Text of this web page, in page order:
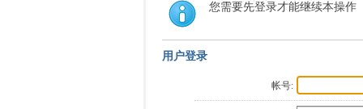
您需要先登录才能继续本操作
用户登录
帐号: